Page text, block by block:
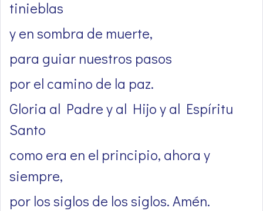
tinieblas
y en sombra de muerte,
para guiar nuestros pasos
por el camino de la paz.
Gloria al Padre y al Hijo y al Espíritu
Santo
como era en el principio, ahora y
siempre,
por los siglos de los siglos. Amén.